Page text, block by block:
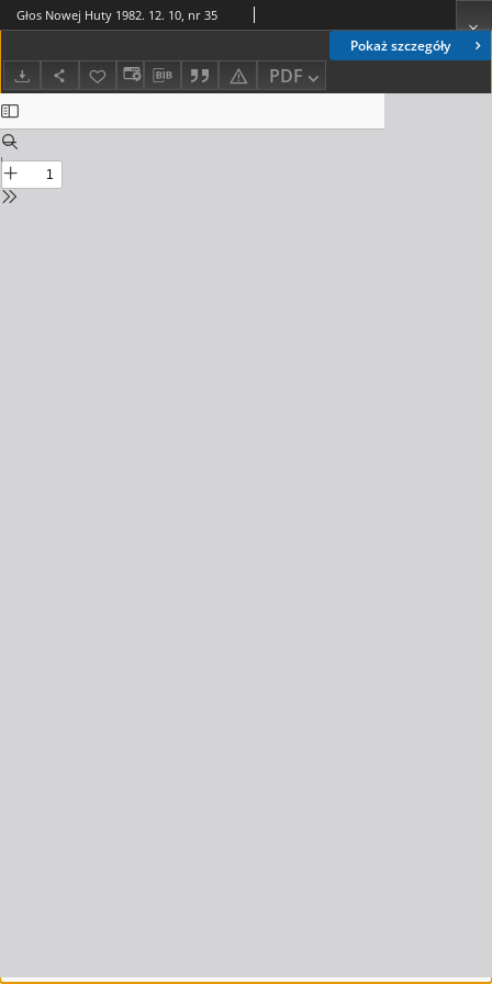
Pokaż szczegóły
PDF
Głos Nowej Huty 1982. 12. 10, nr 35